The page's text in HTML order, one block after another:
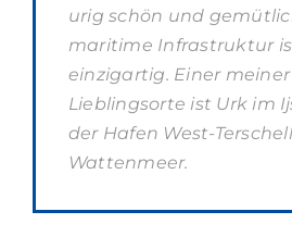
urig schön und
maritime Infrastruktur
einzigartig. Einer
Lieblingsorte ist Urk im
der Hafen West-
Wattenmeer.